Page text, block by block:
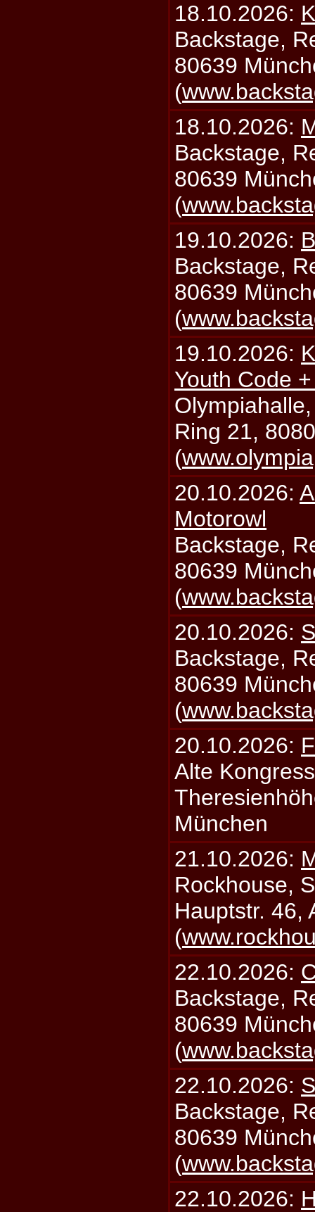
18.10.2026:
Backstage,
80639
(
18.10.2026:
Backstage,
80639
(
19.10.2026:
Backstage,
80639
(
19.10.2026:
Youth Code
Ring 21,
(
20.10.2026:
Motorowl
Backstage,
80639
(
20.10.2026:
Backstage,
80639
(
20.10.2026:
Alte
München
21.10.2026:
Rockhouse,
Hauptstr. 46,
(
22.10.2026:
Backstage,
80639
(
22.10.2026:
Backstage,
80639
(
22.10.2026: